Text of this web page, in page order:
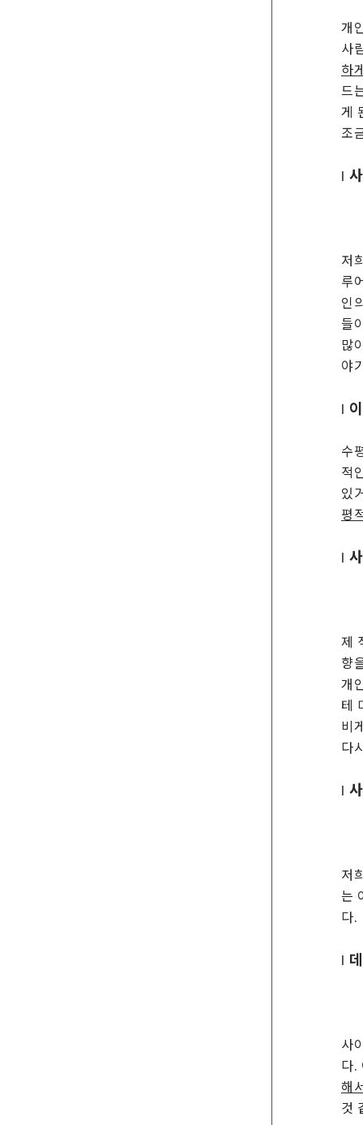
개
사
하
드
게
조
|
저
루
인
들
많
야
|
수
적
있
평
|
제
향
개
테
비
다
|
저
는
다.
|
사
다.
해
것